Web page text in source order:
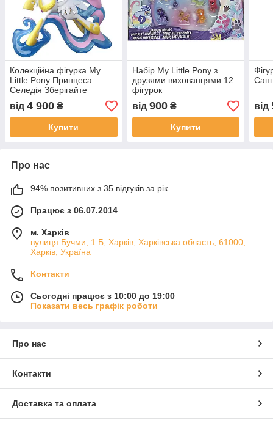
Колекційна фігурка My
Little Pony Принцеса
Селедія Зберігайте
гармонії
від 4 900 ₴
Купити
Набір My Little Pony з
друзями вихованцями 12
фігурок
від 900₴
Купити
від
Про нас
94% позитивних з 35 відгуків за рік
Працює з 06.07.2014
м. Харків
вулиця Бучми, 1 Б, Харків, Харківська область, 61000,
Харків, Україна
Контакти
Сьогодні працює з 10:00 до 19:00
Показати весь графік роботи
Про нас
Контакти
Доставка та оплата